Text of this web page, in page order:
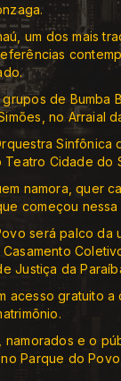
um dos mais
grupos de
no Arraial
Cidade do
namora, quer
começou nessa
será palco da
Justiça da
acesso gratuito
e o
Parque do